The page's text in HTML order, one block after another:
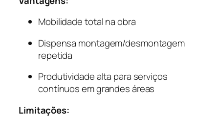
Mobilidade total na obra
Dispensa montagem/desmontagem
repetida
Produtividade alta para serviços
contínuos em grandes áreas
Limitações: